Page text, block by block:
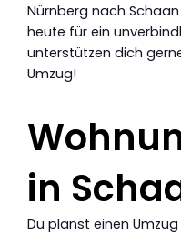
Nürnberg nach
heute für ein
unterstützen dich
Umzug!
in
Du planst einen